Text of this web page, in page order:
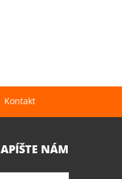
Kontakt
NÁM